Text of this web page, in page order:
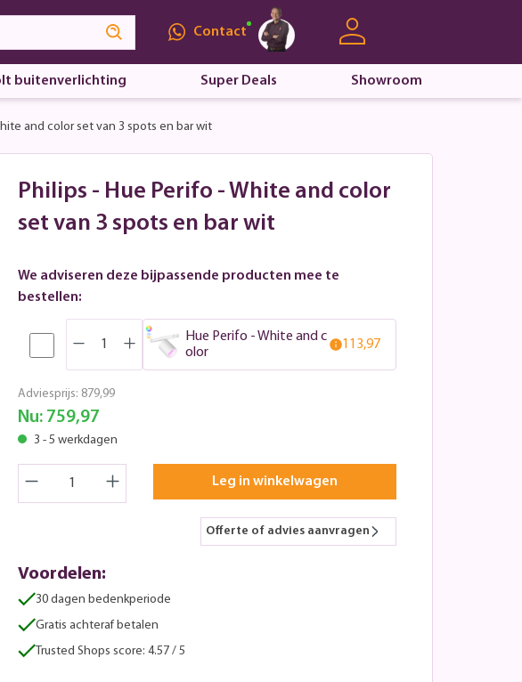
Contact
buitenverlichting Super Deals Showroom
and color set van 3 spots en bar wit
Philips - Hue Perifo - White and color
set van 3 spots en bar wit
We adviseren deze bijpassende producten mee te
bestellen:
Hue Perifo - White and c
olor
113,97
Adviesprijs: 879,99
Nu: 759,97
3 - 5 werkdagen
Leg in winkelwagen
Offerte of advies aanvragen
Voordelen:
30 dagen bedenkperiode
Gratis achteraf betalen
Trusted Shops score: 4.57 / 5